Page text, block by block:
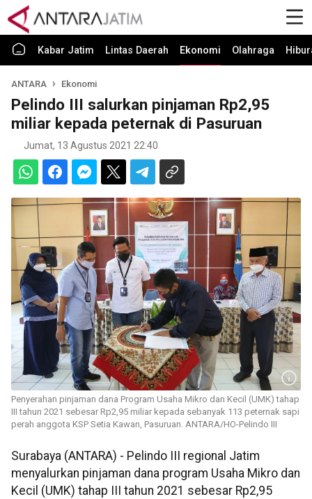
Kabar Jatim Lintas Daerah Ekonomi Olahraga
ANTARA Ekonomi
Pelindo III salurkan pinjaman Rp2,95
miliar kepada peternak di Pasuruan
Jumat, 13 Agustus 2021 22:40
Penyerahan pinjaman dana Program Usaha Mikro dan Kecil (UMK) tahap
III tahun 2021 sebesar Rp2,95 miliar kepada sebanyak 113 peternak sapi
perah anggota KSP Setia Kawan, Pasuruan. ANTARA/HO-Pelindo III
Surabaya (ANTARA) - Pelindo III regional Jatim
menyalurkan pinjaman dana program Usaha Mikro dan
Kecil (UMK) tahap III tahun 2021 sebesar Rp2,95